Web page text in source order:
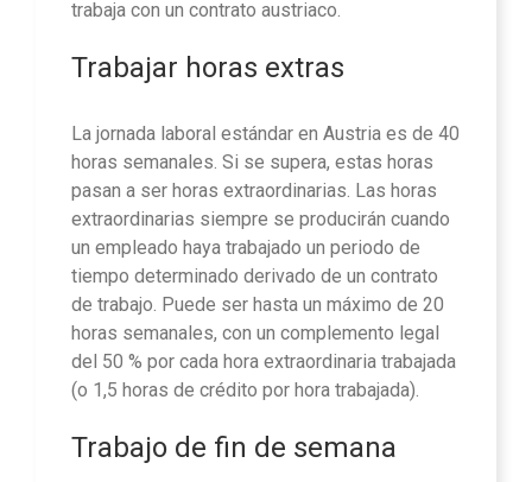
trabaja con un contrato austriaco.
Trabajar horas extras
La jornada laboral estándar en Austria es de 40
horas semanales. Si se supera, estas horas
pasan a ser horas extraordinarias. Las horas
extraordinarias siempre se producirán cuando
un empleado haya trabajado un periodo de
tiempo determinado derivado de un contrato
de trabajo. Puede ser hasta un máximo de 20
horas semanales, con un complemento legal
del 50 % por cada hora extraordinaria trabajada
(o 1,5 horas de crédito por hora trabajada).
Trabajo de fin de semana